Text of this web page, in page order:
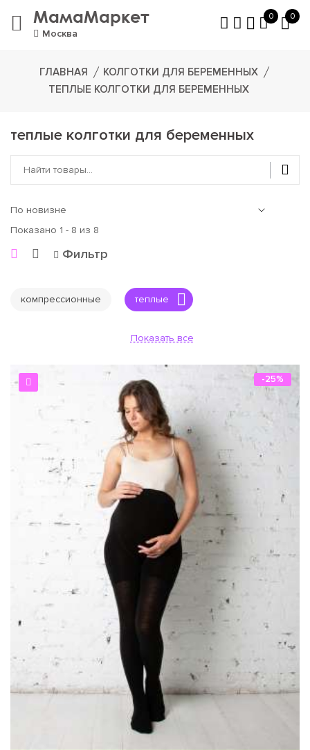
МамаМаркет
Москва
0 0
ГЛАВНАЯ
КОЛГОТКИ ДЛЯ БЕРЕМЕННЫХ
ТЕПЛЫЕ КОЛГОТКИ ДЛЯ БЕРЕМЕННЫХ
теплые колготки для беременных
Показано 1 - 8 из 8
Фильтр
компрессионные теплые
Показать все
-25%